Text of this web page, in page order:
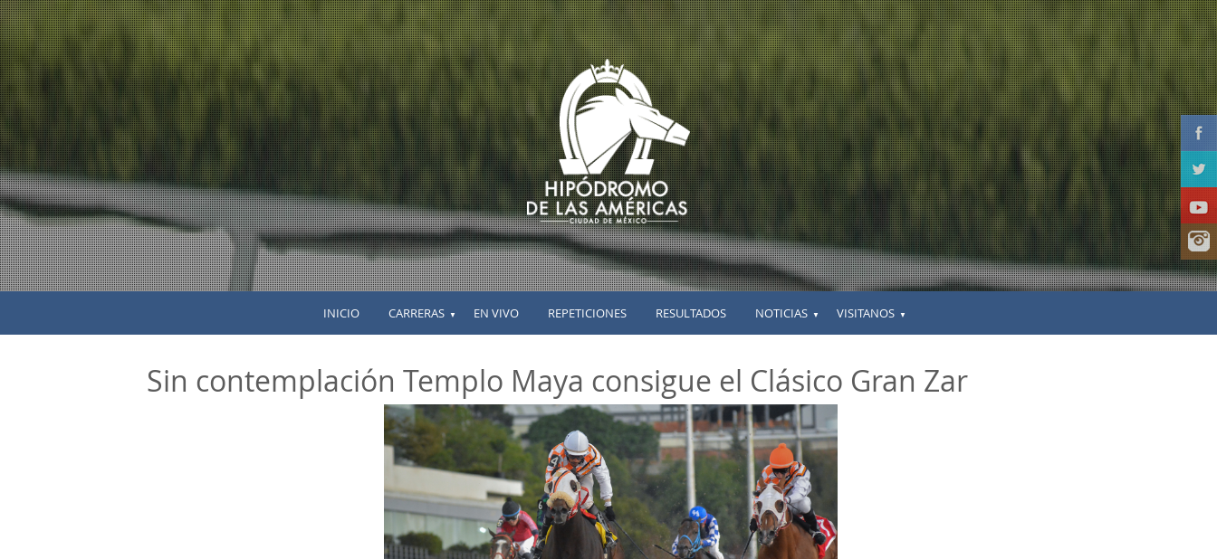
INICIO CARRERAS ▼ EN VIVO REPETICIONES RESULTADOS NOTICIAS ▼ VISITANOS ▼
Sin contemplación Templo Maya consigue el Clásico Gran Zar